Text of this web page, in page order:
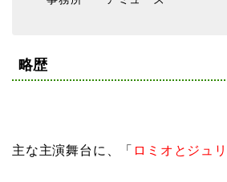
略歴
主な主演舞台に、「 ロミオとジュ